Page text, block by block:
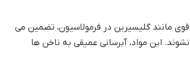
مانند گلیسیرین در فرمولاسیون، تضمین می
این مواد، آبرسانی عمیقی به ناخن ها